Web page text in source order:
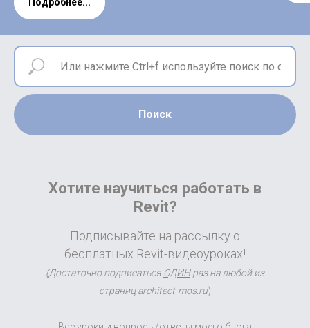
Поиск
Хотите научиться работать в
Revit?
Подписывайте на рассылку о
бесплатных Revit-видеоуроках!
(Достаточно подписаться ОДИНраз на любой из
страниц architect-mos.ru)